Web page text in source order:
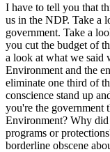
I have to tell you that
us in the NDP. Take a
government. Take a
you cut the budget of
a look at what we said
Environment and the
eliminate one third of
conscience stand up
you're the government
Environment? Why
programs or
borderline obscene